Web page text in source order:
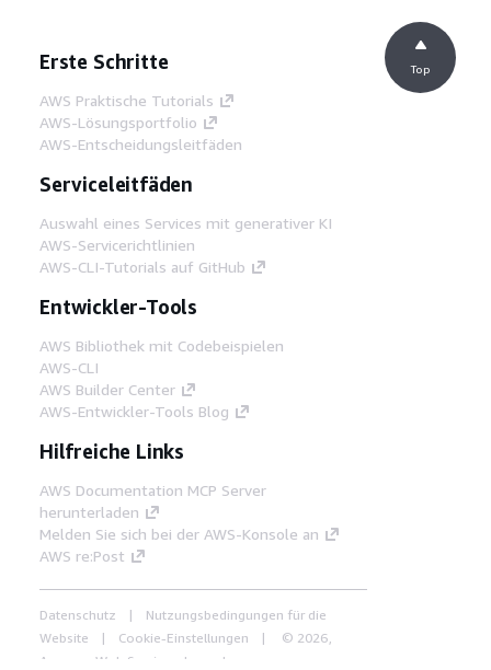
Erste Schritte
AWS Praktische Tutorials
AWS-Lösungsportfolio
AWS-Entscheidungsleitfäden
Serviceleitfäden
Auswahl eines Services mit generativer KI
AWS-Servicerichtlinien
AWS-CLI-Tutorials auf GitHub
Entwickler-Tools
AWS Bibliothek mit Codebeispielen
AWS-CLI
AWS Builder Center
AWS-Entwickler-Tools Blog
Hilfreiche Links
AWS Documentation MCP Server
herunterladen
Melden Sie sich bei der AWS-Konsole an
AWS re:Post
Datenschutz
Nutzungsbedingungen für die
Website
Cookie-Einstellungen
© 2026,
Amazon Web Services, Inc. oder
Top